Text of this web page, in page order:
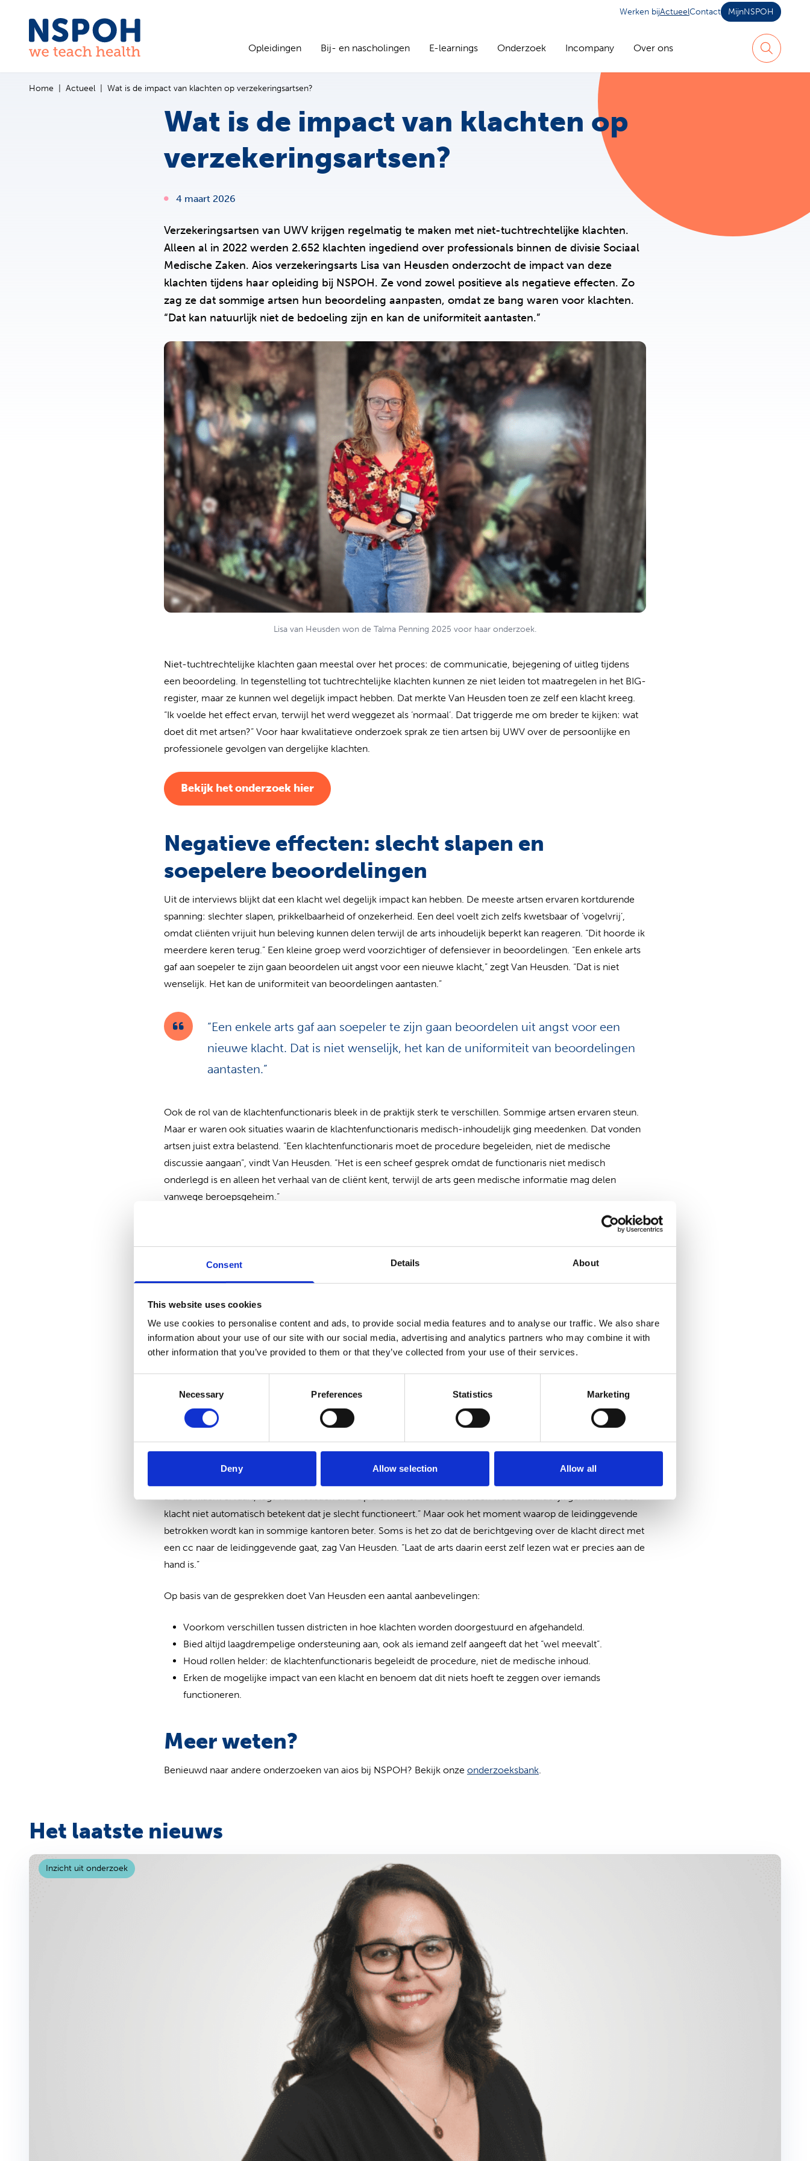
Consent Details About
This website uses cookies
We use cookies to personalise content and ads, to provide social media features and to analyse our traffic. We also share
information about your use of our site with our social media, advertising and analytics partners who may combine it with
other information that you’ve provided to them or that they’ve collected from your use of their services.
Necessary Preferences Statistics Marketing
Deny Allow selection Allow all
Ga naar de inhoud
Werken bijActueelContact MijnNSPOH
Opleidingen Bij- en nascholingen E-learnings Onderzoek Incompany Over ons
Zoeken
Home Actueel Wat is de impact van klachten op verzekeringsartsen?
Wat is de impact van klachten op
verzekeringsartsen?
4 maart 2026
Verzekeringsartsen van UWV krijgen regelmatig te maken met niet-tuchtrechtelijke klachten.
Alleen al in 2022 werden 2.652 klachten ingediend over professionals binnen de divisie Sociaal
Medische Zaken. Aios verzekeringsarts Lisa van Heusden onderzocht de impact van deze
klachten tijdens haar opleiding bij NSPOH. Ze vond zowel positieve als negatieve effecten. Zo
zag ze dat sommige artsen hun beoordeling aanpasten, omdat ze bang waren voor klachten.
“Dat kan natuurlijk niet de bedoeling zijn en kan de uniformiteit aantasten.”
Lisa van Heusden won de Talma Penning 2025 voor haar onderzoek.
Niet-tuchtrechtelijke klachten gaan meestal over het proces: de communicatie, bejegening of uitleg tijdens
een beoordeling. In tegenstelling tot tuchtrechtelijke klachten kunnen ze niet leiden tot maatregelen in het BIG-
register, maar ze kunnen wel degelijk impact hebben. Dat merkte Van Heusden toen ze zelf een klacht kreeg.
“Ik voelde het effect ervan, terwijl het werd weggezet als ‘normaal’. Dat triggerde me om breder te kijken: wat
doet dit met artsen?” Voor haar kwalitatieve onderzoek sprak ze tien artsen bij UWV over de persoonlijke en
professionele gevolgen van dergelijke klachten.
Bekijk het onderzoek hier(opent in nieuw tabblad)
Negatieve effecten: slecht slapen en
soepelere beoordelingen
Uit de interviews blijkt dat een klacht wel degelijk impact kan hebben. De meeste artsen ervaren kortdurende
spanning: slechter slapen, prikkelbaarheid of onzekerheid. Een deel voelt zich zelfs kwetsbaar of ‘vogelvrij’,
omdat cliënten vrijuit hun beleving kunnen delen terwijl de arts inhoudelijk beperkt kan reageren. “Dit hoorde ik
meerdere keren terug.” Een kleine groep werd voorzichtiger of defensiever in beoordelingen. “Een enkele arts
gaf aan soepeler te zijn gaan beoordelen uit angst voor een nieuwe klacht,” zegt Van Heusden. “Dat is niet
wenselijk. Het kan de uniformiteit van beoordelingen aantasten.”
“Een enkele arts gaf aan soepeler te zijn gaan beoordelen uit angst voor een
nieuwe klacht. Dat is niet wenselijk, het kan de uniformiteit van beoordelingen
aantasten.”
Ook de rol van de klachtenfunctionaris bleek in de praktijk sterk te verschillen. Sommige artsen ervaren steun.
Maar er waren ook situaties waarin de klachtenfunctionaris medisch-inhoudelijk ging meedenken. Dat vonden
artsen juist extra belastend. “Een klachtenfunctionaris moet de procedure begeleiden, niet de medische
discussie aangaan”, vindt Van Heusden. “Het is een scheef gesprek omdat de functionaris niet medisch
onderlegd is en alleen het verhaal van de cliënt kent, terwijl de arts geen medische informatie mag delen
vanwege beroepsgeheim.”
Positieve effecten: nieuwe communicatiestijl
Er waren ook positieve effecten. Sommige artsen pasten hun communicatie aan naar aanleiding van een
gesprek. “Dat artsen kritisch naar hun eigen communicatie kijken, is natuurlijk goed. Zo kunnen we cliënten
beter meenemen in de beslissing.”
Daarnaast zagen enkele respondenten een klacht als waardevol omdat het cliënten de mogelijkheid biedt hun
Wat kunnen organisaties hiermee?
Volgens Van Heusden liggen er duidelijke kansen om de klachtprocedure beter te maken. Zo vonden bijna alle
klacht niet automatisch betekent dat je slecht functioneert.” Maar ook het moment waarop de leidinggevende
betrokken wordt kan in sommige kantoren beter. Soms is het zo dat de berichtgeving over de klacht direct met
een cc naar de leidinggevende gaat, zag Van Heusden. “Laat de arts daarin eerst zelf lezen wat er precies aan de
hand is.”
Op basis van de gesprekken doet Van Heusden een aantal aanbevelingen:
Voorkom verschillen tussen districten in hoe klachten worden doorgestuurd en afgehandeld.
Bied altijd laagdrempelige ondersteuning aan, ook als iemand zelf aangeeft dat het “wel meevalt”.
Houd rollen helder: de klachtenfunctionaris begeleidt de procedure, niet de medische inhoud.
Erken de mogelijke impact van een klacht en benoem dat dit niets hoeft te zeggen over iemands
functioneren.
Meer weten?
Benieuwd naar andere onderzoeken van aios bij NSPOH? Bekijk onze onderzoeksbank
Het laatste nieuws
Inzicht uit onderzoek